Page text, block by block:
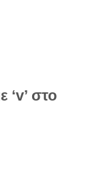
στο